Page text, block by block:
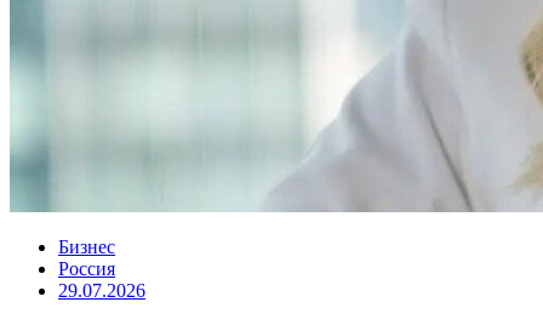
Бизнес
Россия
29.07.2026